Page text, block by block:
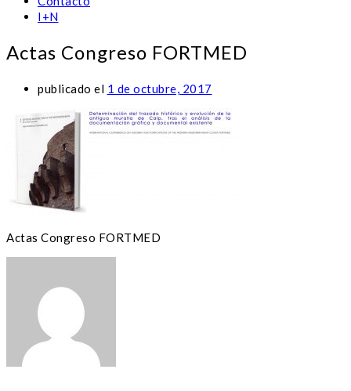
I+N
Actas Congreso FORTMED
publicado el 1 de octubre, 2017
Actas Congreso FORTMED